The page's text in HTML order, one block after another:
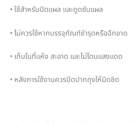
• ใช้สำหรับปิดแผล และดูดซับแผล
• ไม่ควรใช้หากบรรจุภัณฑ์ชำรุดหรือฉีกขาด
• เก็บในที่แห้ง สะอาด และไม่โดนแสงแดด
• หลังการใช้งานควรปิดปากถุงให้มิดชิด